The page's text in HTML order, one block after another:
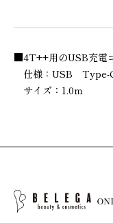
■4T++用のUSB充電
仕様：USB Type-
サイズ：1.0ｍ